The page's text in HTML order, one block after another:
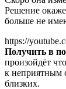
Решение
больше не
https://
Получить в
произойдёт
к неприятным
близких.